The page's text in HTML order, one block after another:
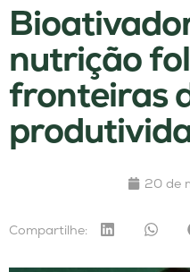
nutrição
fronteiras
20 de
Compartilhe: